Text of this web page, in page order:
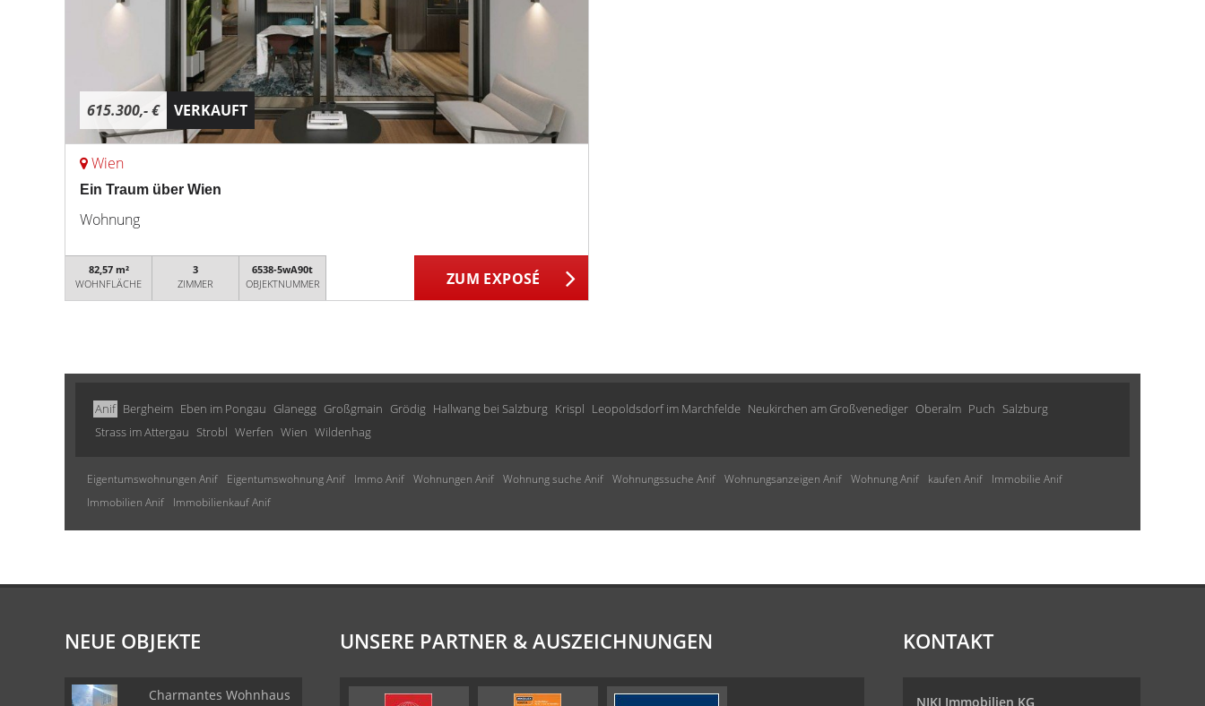
615.300,- € VERKAUFT
Wien
Ein Traum über Wien
Wohnung
82,57 m²
WOHNFLÄCHE
3
ZIMMER
6538-5wA90t
OBJEKTNUMMER
ZUM EXPOSÉ
Anif Bergheim Eben im Pongau Glanegg Großgmain Grödig Hallwang bei Salzburg Krispl Leopoldsdorf im Marchfelde Neukirchen am Großvenediger Oberalm Puch Salzburg
Strass im Attergau Strobl Werfen Wien Wildenhag
Eigentumswohnungen Anif Eigentumswohnung Anif Immo Anif Wohnungen Anif Wohnung suche Anif Wohnungssuche Anif Wohnungsanzeigen Anif Wohnung Anif kaufen Anif
Immobilie Anif
Immobilien Anif
Immobilienkauf Anif
NEUE OBJEKTE
Charmantes Wohnhaus
UNSERE PARTNER & AUSZEICHNUNGEN KONTAKT
NIKI Immobilien KG